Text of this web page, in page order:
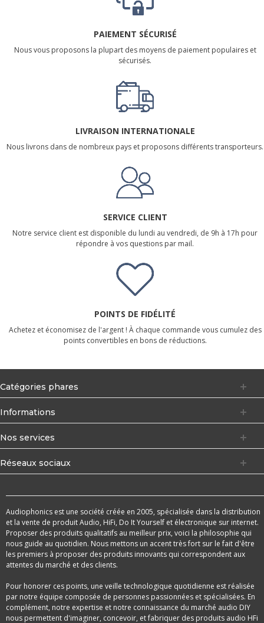
PAIEMENT SÉCURISÉ
Nous vous proposons la plupart des moyens de paiement populaires et
sécurisés.
LIVRAISON INTERNATIONALE
Nous livrons dans de nombreux pays et proposons différents transporteurs.
SERVICE CLIENT
Notre service client est disponible du lundi au vendredi, de 9h à 17h pour
répondre à vos questions par mail.
POINTS DE FIDÉLITÉ
Achetez et économisez de l'argent ! À chaque commande vous cumulez des
points convertibles en bons de réductions.
Catégories phares
Informations
Nos services
Réseaux sociaux
Audiophonics est une société créée en 2005, spécialisée dans la distribution
et la vente de produit Audio, HiFi, Do It Yourself et électronique sur internet.
Proposer des produits qualitatifs au meilleur prix, voici la philosophie qui
nous guide au quotidien. Nous mettons un accent très fort sur le fait d'être
les premiers à proposer des produits innovants qui correspondent aux
attentes du marché et des clients.
Pour honorer ces points, une veille technologique quotidienne est réalisée
par notre équipe composée de personnes passionnées et spécialisées. En
complément, notre expertise et notre connaissance du marché audio DIY
nous permettent d'imaginer, concevoir, et fabriquer des produits audio HFi